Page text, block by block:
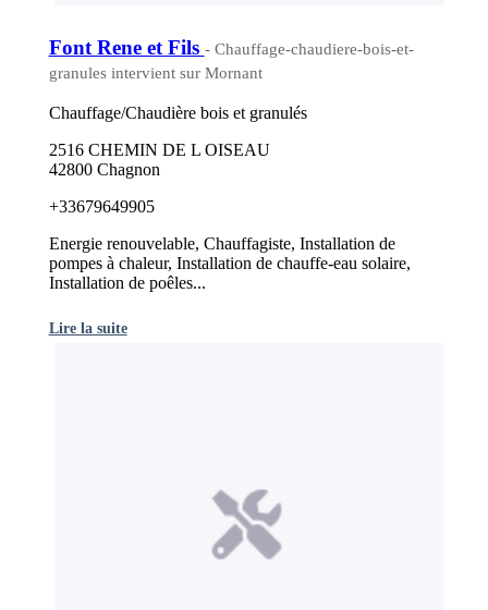
Font Rene et Fils - Chauffage-chaudiere-bois-et-
granules intervient sur Mornant
Chauffage/Chaudière bois et granulés
2516 CHEMIN DE L OISEAU
42800 Chagnon
+33679649905
Energie renouvelable, Chauffagiste, Installation de
pompes à chaleur, Installation de chauffe-eau solaire,
Installation de poêles...
Lire la suite